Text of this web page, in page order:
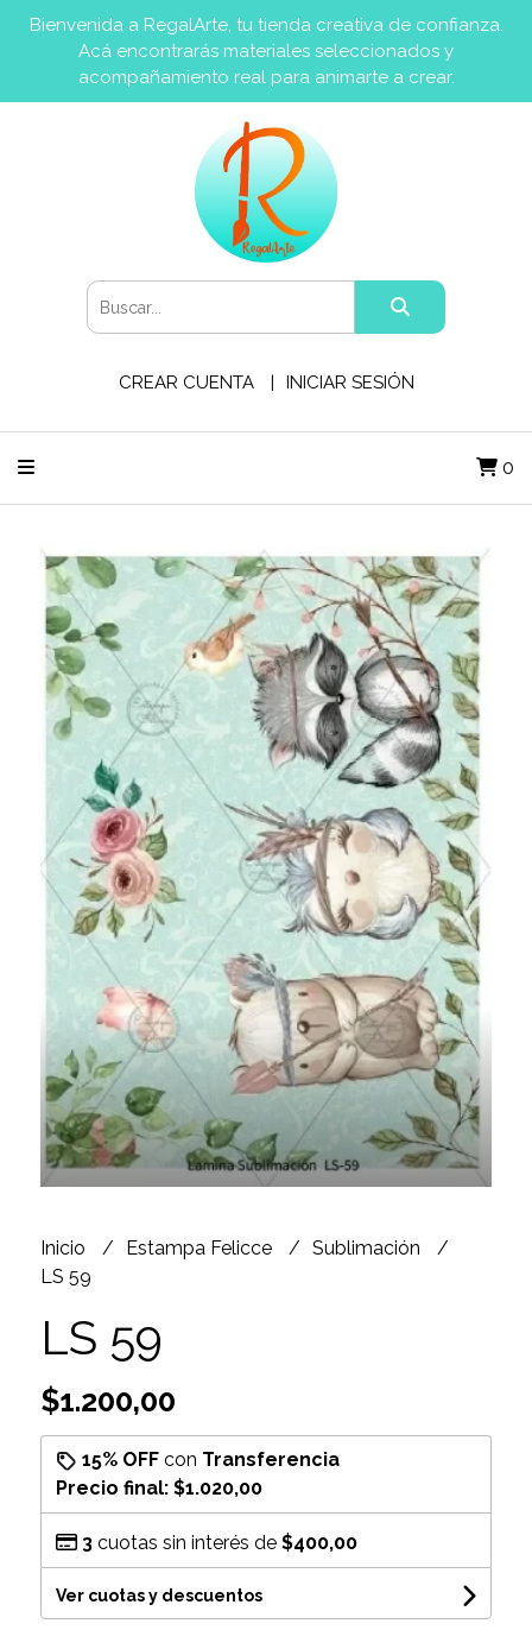
Bienvenida a RegalArte, tu tienda creativa de confianza.
Acá encontrarás materiales seleccionados y
acompañamiento real para animarte a crear.
CREAR CUENTA INICIAR SESIÓN
0
Inicio Estampa Felicce
Sublimación
LS 59
LS 59
$1.200,00
15% OFFcon Transferencia
Precio final: $1.020,00
3cuotas sin interés de $400,00
Ver cuotas y descuentos